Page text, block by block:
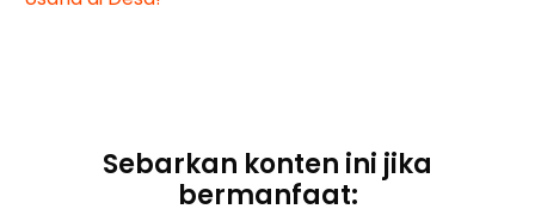
Sebarkan konten ini jika
bermanfaat: